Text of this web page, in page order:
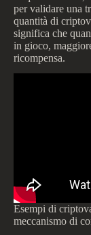
per validare una
quantità di
significa che
in gioco,
ricompensa.
Esempi di
meccanismo di